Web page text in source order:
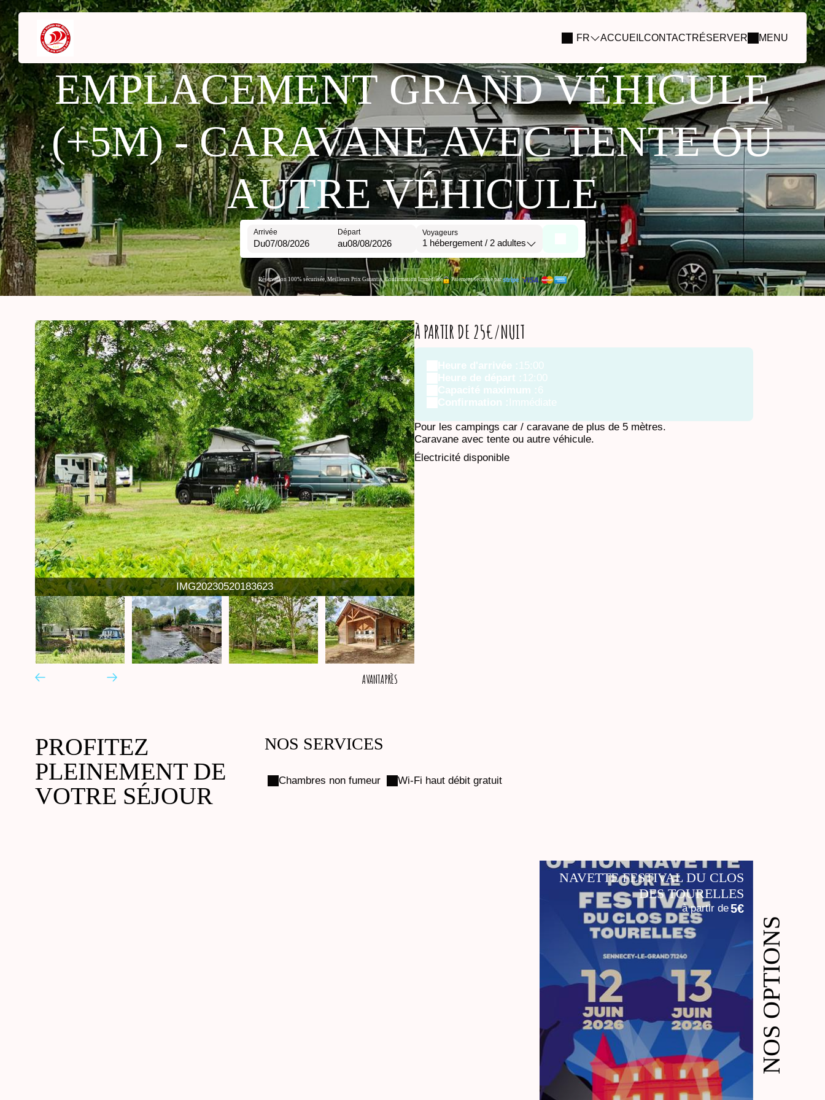
FR ACCUEILCONTACTRÉSERVER MENU
EMPLACEMENT GRAND VÉHICULE
(+5M) - CARAVANE AVEC TENTE OU
AUTRE VÉHICULE
Arrivée
Du
Départ
au
Voyageurs
1 hébergement / 2 adultes
Réservation 100% sécurisée, Meilleurs Prix Garantis, Confirmation Immédiate Paiement sécurisé par
IMG20230520183623
AVANTAPRÈS
À PARTIR DE 25€/NUIT
Heure d'arrivée : 15:00
Heure de départ : 12:00
Capacité maximum :6
Confirmation : Immédiate
Pour les campings car / caravane de plus de 5 mètres.
Caravane avec tente ou autre véhicule.
Électricité disponible
PROFITEZ
PLEINEMENT DE
VOTRE SÉJOUR
NOS SERVICES
Chambres non fumeur Wi-Fi haut débit gratuit
NOS OPTIONS
NAVETTE FESTIVAL DU CLOS
DES TOURELLES
à partir de5€